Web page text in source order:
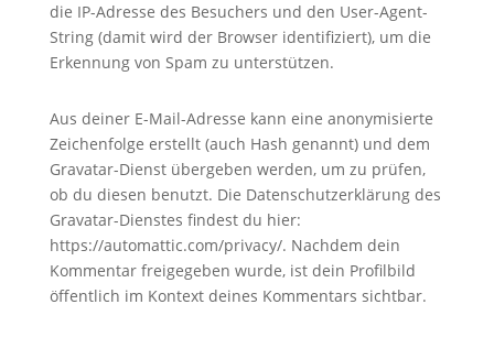
die IP-Adresse des Besuchers und den User-Agent-
String (damit wird der Browser identifiziert), um die
Erkennung von Spam zu unterstützen.
Aus deiner E-Mail-Adresse kann eine anonymisierte
Zeichenfolge erstellt (auch Hash genannt) und dem
Gravatar-Dienst übergeben werden, um zu prüfen,
ob du diesen benutzt. Die Datenschutzerklärung des
Gravatar-Dienstes findest du hier:
https://automattic.com/privacy/. Nachdem dein
Kommentar freigegeben wurde, ist dein Profilbild
öffentlich im Kontext deines Kommentars sichtbar.